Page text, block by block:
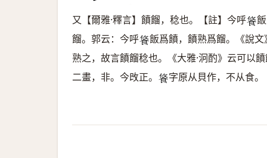
又【爾雅·釋言】饙餾，稔也。【註】今呼𩛢
餾。郭云：今呼𩛢 飯爲饙，饙熟爲餾。《說
熟之，故言饙餾稔也。《大雅·泂酌》云可以
二畫，非。今攺正。 𩛢 字原从貝作，不从食。